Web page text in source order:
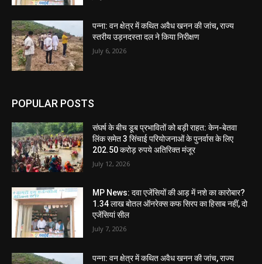
पन्ना: वन क्षेत्र में कथित अवैध खनन की जांच, राज्य
स्तरीय उड़नदस्ता दल ने किया निरीक्षण
July 6, 2026
POPULAR POSTS
संघर्ष के बीच डूब प्रभावितों को बड़ी राहत: केन-बेतवा
लिंक समेत 3 सिंचाई परियोजनाओं के पुनर्वास के लिए
202.50 करोड़ रुपये अतिरिक्त मंजूर
July 12, 2026
MP News: दवा एजेंसियों की आड़ में नशे का कारोबार?
1.34 लाख बोतल ऑनरेक्स कफ सिरप का हिसाब नहीं, दो
एजेंसियां सील
July 7, 2026
पन्ना: वन क्षेत्र में कथित अवैध खनन की जांच, राज्य